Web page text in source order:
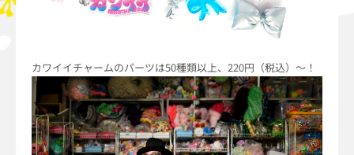
カワイイチャームのパーツは50種類以上、220円（税込）～！